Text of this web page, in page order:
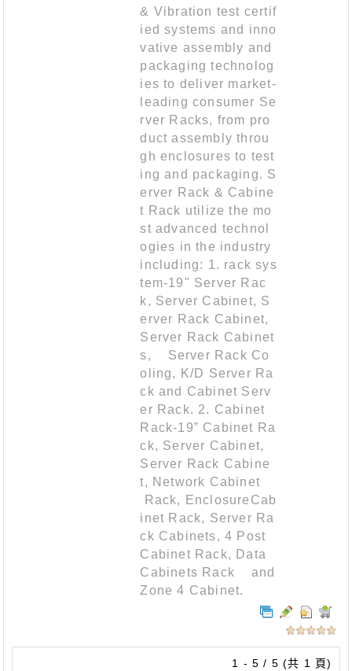
& Vibration test certif
ied systems and inno
vative assembly and
packaging technolog
ies to deliver market-
leading consumer Se
rver Racks, from pro
duct assembly throu
gh enclosures to test
ing and packaging. S
erver Rack & Cabine
t Rack utilize the mo
st advanced technol
ogies in the industry
including: 1. rack sys
tem-19" Server Rac
k, Server Cabinet, S
erver Rack Cabinet,
Server Rack Cabinet
s, Server Rack Co
oling, K/D Server Ra
ck and Cabinet Serv
er Rack. 2. Cabinet
Rack-19” Cabinet Ra
ck, Server Cabinet,
Server Rack Cabine
t, Network Cabinet
Rack, EnclosureCab
inet Rack, Server Ra
ck Cabinets, 4 Post
Cabinet Rack, Data
Cabinets Rack and
Zone 4 Cabinet.
1 - 5 / 5 (共 1 頁)